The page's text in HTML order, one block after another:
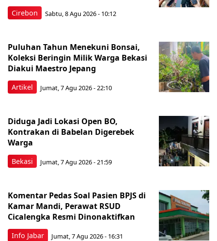
Cirebon Sabtu, 8 Agu 2026 - 10:12
Artikel
Puluhan Tahun Menekuni Bonsai,
Koleksi Beringin Milik Warga Bekasi
Diakui Maestro Jepang
Jumat, 7 Agu 2026 - 22:10
Bekasi
Diduga Jadi Lokasi Open BO,
Kontrakan di Babelan Digerebek
Warga
Jumat, 7 Agu 2026 - 21:59
Info Jabar
Komentar Pedas Soal Pasien BPJS di
Kamar Mandi, Perawat RSUD
Cicalengka Resmi Dinonaktifkan
Jumat, 7 Agu 2026 - 16:31